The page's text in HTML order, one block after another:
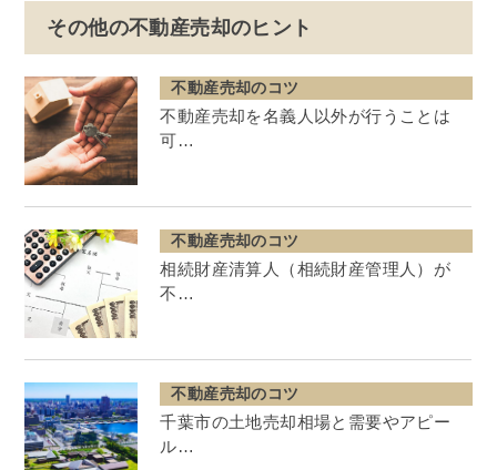
その他の不動産売却のヒント
不動産売却のコツ
不動産売却を名義人以外が行うことは
可…
不動産売却のコツ
相続財産清算人（相続財産管理人）が
不…
不動産売却のコツ
千葉市の土地売却相場と需要やアピー
ル…